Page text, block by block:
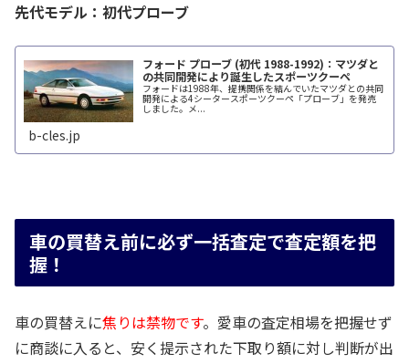
先代モデル：初代プローブ
フォード プローブ (初代 1988-1992)：マツダと
の共同開発により誕生したスポーツクーペ
フォードは1988年、提携関係を結んでいたマツダとの共同
開発による4シータースポーツクーペ「プローブ」を発売
しました。メ...
b-cles.jp
車の買替え前に必ず一括査定で査定額を把
握！
車の買替えに焦りは禁物です。愛車の査定相場を把握せず
に商談に入ると、安く提示された下取り額に対し判断が出